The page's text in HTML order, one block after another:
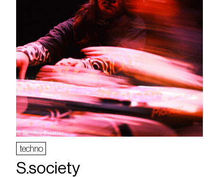
techno
S.society